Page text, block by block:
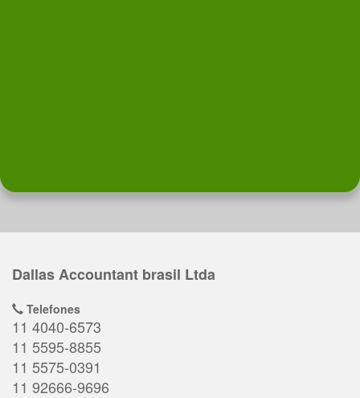
Dallas Accountant brasil Ltda
Telefones
11 4040-6573
11 5595-8855
11 5575-0391
11 92666-9696